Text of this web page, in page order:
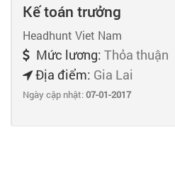
Kế toán trưởng
Headhunt Viet Nam
Mức lương: Thỏa thuận
Địa điểm: Gia Lai
Ngày cập nhật:07-01-2017